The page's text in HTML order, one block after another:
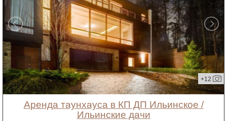
+12
Аренда таунхауса в КП ДП Ильинское /
Ильинские дачи